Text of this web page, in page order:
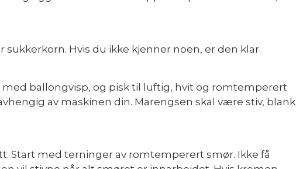
Hvis du ikke kjenner noen, er den klar.
ballongvisp, og pisk til luftig, hvit og romtemperert
av maskinen din. Marengsen skal være stiv, blank
Start med terninger av romtemperert smør. Ikke få